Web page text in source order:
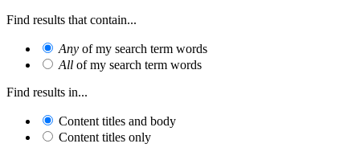
Find results that contain...
Any of my search term words
All of my search term words
Find results in...
Content titles and body
Content titles only